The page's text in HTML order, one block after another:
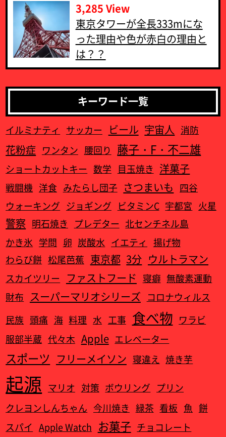
3,285 View
東京タワーが全長333mにな
った理由や色が赤白の理由と
は？？
キーワード一覧
イルミナティ サッカー ビール 宇宙人 消防
花粉症 ワンタン 腰回り 藤子・F・不二雄
ショートカットキー 数学 目玉焼き 洋菓子
戦闘機 洋食 みたらし団子 さつまいも 四谷
ウォーキング ジョギング ビタミンC 宇都宮 火星
警察 明石焼き プレデター 北センチネル島
かき氷 学問 卵 炭酸水 イエティ
揚げ物
わらび餅 松尾芭蕉 東京都 3分 ウルトラマン
スカイツリー ファストフード 寝癖 無酸素運動
財布 スーパーマリオシリーズ コロナウィルス
民族 頭痛 海 料理 水 工事 食べ物 ワラビ
服部半蔵 代々木 Apple エレベーター
スポーツ フリーメイソン 寝違え 焼き芋
起源 マリオ 対策 ボウリング プリン
クレヨンしんちゃん 今川焼き 緑茶 看板 魚 餅
スパイ Apple Watch‎ お菓子 チョコレート